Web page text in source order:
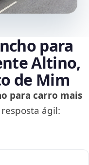
para
Altino,
de Mim
para carro mais
ágil: